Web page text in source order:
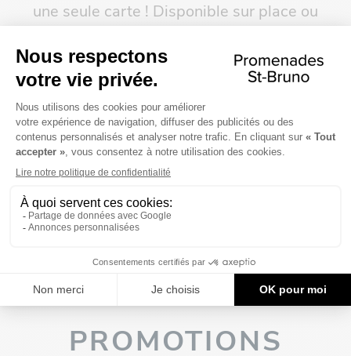
une seule carte ! Disponible sur place ou
Explore
PROMOTIONS